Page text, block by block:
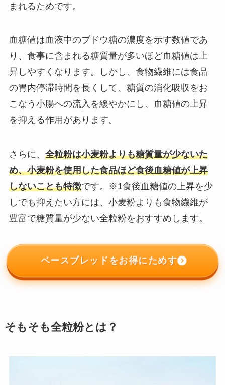
まれるためです。
血糖値は血液中のブドウ糖の濃度を示す数値であ
り、食事に含まれる糖質量が多いほど血糖値は上
昇しやすくなります。しかし、食物繊維には食品
の胃内停滞時間を長くして、糖質の消化吸収をお
こなう小腸への流入を緩やかにし、血糖値の上昇
を抑える作用があります。
さらに、 全粒粉は小麦粉よりも糖質量が少ないた
め、小麦粉を使用した食品ほど食後血糖値が上昇
しないことも特徴です。※1食後血糖値の上昇を少
しでも抑えたい方には、小麦粉よりも食物繊維が
豊富で糖質量が少ない全粒粉をおすすめします。
ベースブレッドをお得にためす
そもそも全粒粉とは？